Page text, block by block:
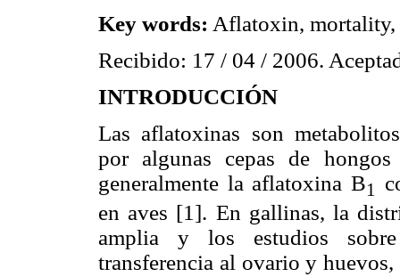
Key words: Aflatoxin, mortality,
Recibido: 17 / 04 / 2006.
INTRODUCCIÓN
Las aflatoxinas son
por algunas cepas de
generalmente la aflatoxina B1
en aves [1]. En gallinas, la
amplia y los estudios
transferencia al ovario y